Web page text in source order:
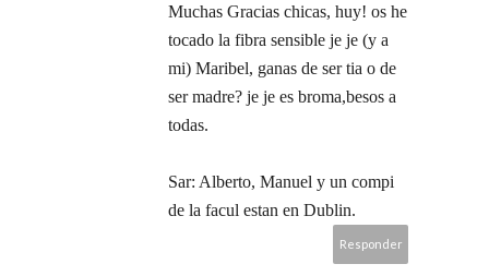
Muchas Gracias chicas, huy! os he
tocado la fibra sensible je je (y a
mi) Maribel, ganas de ser tia o de
ser madre? je je es broma,besos a
todas.
Sar: Alberto, Manuel y un compi
de la facul estan en Dublin.
Responder